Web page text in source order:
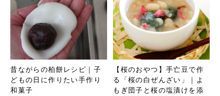
昔ながらの柏餅レシピ｜子
どもの日に作りたい手作り
和菓子
【桜のおやつ】手亡豆で作
る「桜の白ぜんざい」｜よ
もぎ団子と桜の塩漬けを添